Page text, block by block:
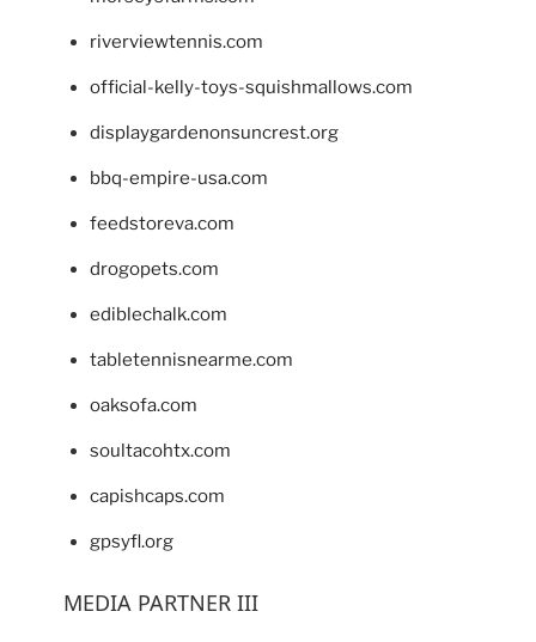
riverviewtennis.com
official-kelly-toys-squishmallows.com
displaygardenonsuncrest.org
bbq-empire-usa.com
feedstoreva.com
drogopets.com
ediblechalk.com
tabletennisnearme.com
oaksofa.com
soultacohtx.com
capishcaps.com
gpsyfl.org
MEDIA PARTNER III